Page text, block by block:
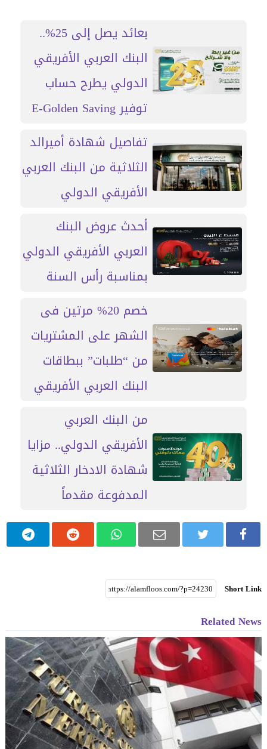
بعائد يصل إلى 25%..
البنك العربي الأفريقي
الدولي يطرح حساب
توفير E-Golden Saving
تفاصيل شهادة أميرالد
الثلاثية من البنك العربي
الأفريقي الدولي
أحدث عروض البنك
العربي الأفريقي الدولي
بمناسبة رأس السنة
خصم 20% مرتين فى
الشهر على المشتريات
من “طلبات” ببطاقات
البنك العربي الأفريقي
من البنك العربي
الأفريقي الدولي.. مزايا
شهادة الادخار الثلاثية
المدفوعة مقدماً
Short Link
Related News